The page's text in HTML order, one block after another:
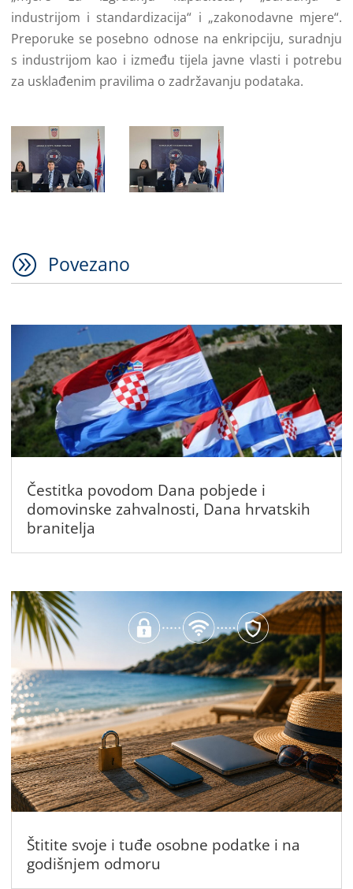
industrijom i standardizacija“ i „zakonodavne mjere“.
Preporuke se posebno odnose na enkripciju, suradnju
s industrijom kao i između tijela javne vlasti i potrebu
za usklađenim pravilima o zadržavanju podataka.
A Povezano
Čestitka povodom Dana pobjede i
domovinske zahvalnosti, Dana hrvatskih
branitelja
Štitite svoje i tuđe osobne podatke i na
godišnjem odmoru